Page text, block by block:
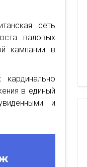
сеть
валовых
кампании в
в единый
и